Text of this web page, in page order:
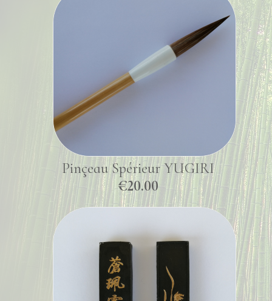
Pinçeau Spérieur YUGIRI
€20.00